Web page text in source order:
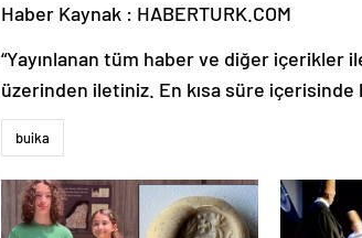
Haber Kaynak : HABERTURK.COM
“Yayınlanan tüm haber ve diğer içerikler
üzerinden iletiniz. En kısa süre içerisinde
buika